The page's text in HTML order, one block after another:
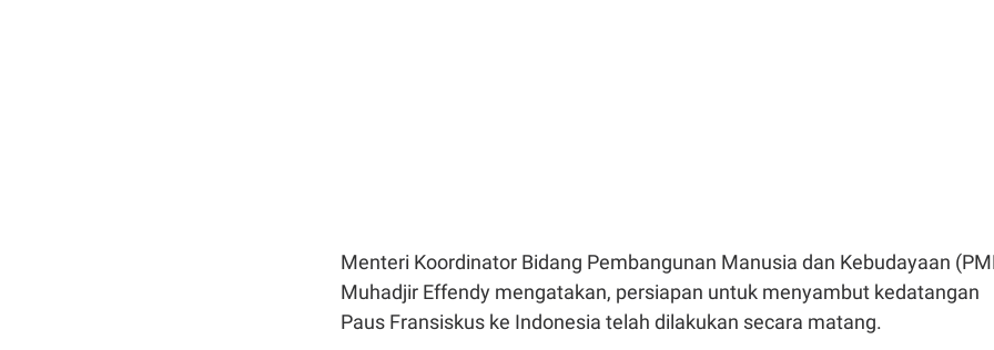
Menteri Koordinator Bidang Pembangunan Manusia dan Kebudayaan
Muhadjir Effendy mengatakan, persiapan untuk menyambut kedatangan
Paus Fransiskus ke Indonesia telah dilakukan secara matang.